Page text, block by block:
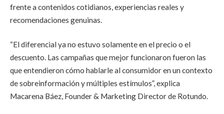
frente a contenidos cotidianos, experiencias reales y
recomendaciones genuinas.
“El diferencial ya no estuvo solamente en el precio o el
descuento. Las campañas que mejor funcionaron fueron las
que entendieron cómo hablarle al consumidor en un contexto
de sobreinformación y múltiples estímulos”, explica
Macarena Báez, Founder & Marketing Director de Rotundo.